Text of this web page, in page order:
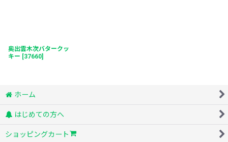
奥出雲木次バタークッ
キー [37660]
ホーム
はじめての方へ
ショッピングカート